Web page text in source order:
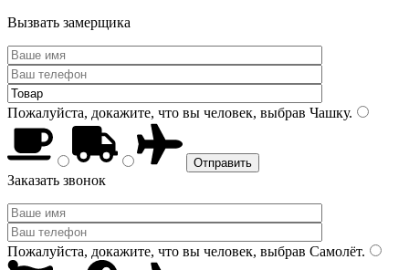
Вызвать замерщика
Пожалуйста, докажите, что вы человек, выбрав Чашку.
Заказать звонок
Пожалуйста, докажите, что вы человек, выбрав Самолёт.